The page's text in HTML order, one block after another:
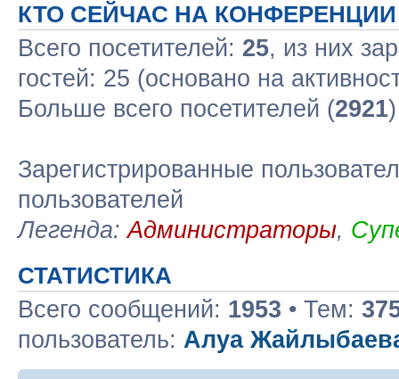
КТО СЕЙЧАС НА КОНФЕРЕНЦИИ
Всего посетителей: 25, из них
гостей: 25 (основано на
Больше всего посетителей (2921
Зарегистрированные
пользователей
Легенда:Администраторы,
СТАТИСТИКА
Всего сообщений: 1953 • Тем:
пользователь: Алуа